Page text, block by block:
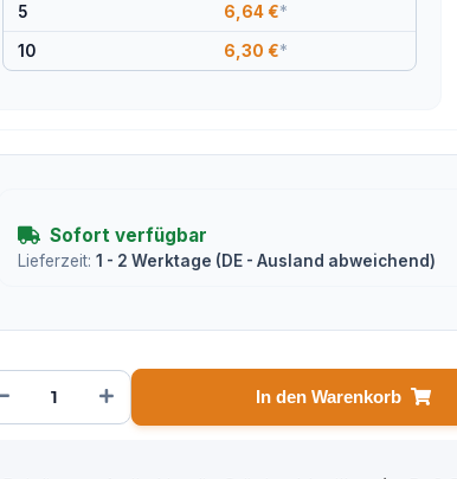
5 6,64 €*
10 6,30 €*
Sofort verfügbar
Lieferzeit: 1 - 2 Werktage (DE - Ausland abweichend)
In den Warenkorb